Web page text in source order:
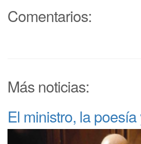
Comentarios:
Más noticias:
El ministro, la